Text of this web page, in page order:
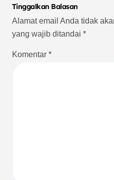
Tinggalkan Balasan
Alamat email Anda tidak
yang wajib ditandai *
Komentar *